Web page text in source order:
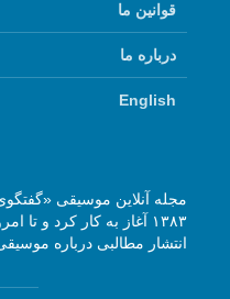
قوانین ما
درباره ما
English
۱۳۸۳ آغاز به کار کرد و
انتشار مطالبی درباره